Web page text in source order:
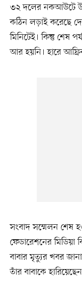
৩২ দলের নকআউটে
কঠিন লড়াই করেছে
মিনিটেই। কিন্তু শেষ
আর হয়নি। হারে
সংবাদ সম্মেলন শেষ
ফেডারেশনের মিডিয়া
বাবার মৃত্যুর খবর
তাঁর বাবাকে